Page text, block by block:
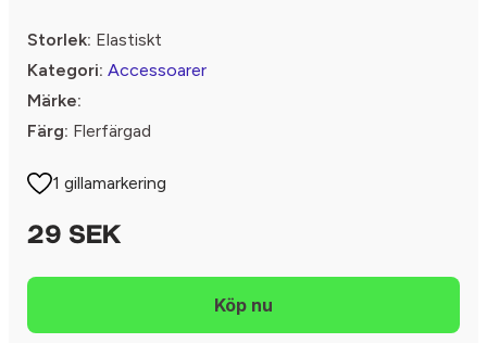
Storlek: Elastiskt
Kategori: Accessoarer
Märke:
Färg: Flerfärgad
1 gillamarkering
29 SEK